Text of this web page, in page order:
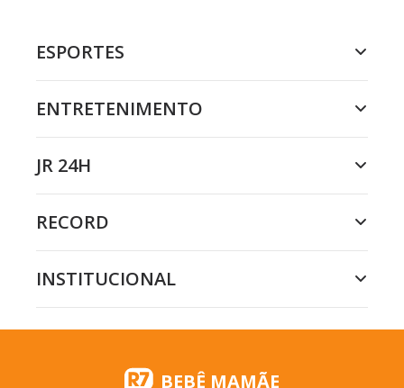
ESPORTES
ENTRETENIMENTO
JR 24H
RECORD
INSTITUCIONAL
BEBÊ MAMÃE